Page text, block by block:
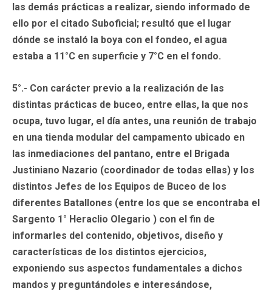
las demás prácticas a realizar, siendo informado de
ello por el citado Suboficial; resultó que el lugar
dónde se instaló la boya con el fondeo, el agua
estaba a 11°C en superficie y 7°C en el fondo.
5°.- Con carácter previo a la realización de las
distintas prácticas de buceo, entre ellas, la que nos
ocupa, tuvo lugar, el día antes, una reunión de trabajo
en una tienda modular del campamento ubicado en
las inmediaciones del pantano, entre el Brigada
Justiniano Nazario (coordinador de todas ellas) y los
distintos Jefes de los Equipos de Buceo de los
diferentes Batallones (entre los que se encontraba el
Sargento 1° Heraclio Olegario ) con el fin de
informarles del contenido, objetivos, diseño y
características de los distintos ejercicios,
exponiendo sus aspectos fundamentales a dichos
mandos y preguntándoles e interesándose,